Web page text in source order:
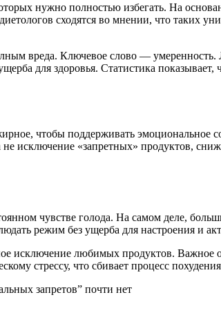
нужно полностью избегать. На
сходятся во мнении, что таких
вреда. Ключевое слово —
для здоровья. Статистика
чтобы поддерживать эмоциональное
исключение «запретных» продуктов,
чувстве голода. На самом деле,
режим без ущерба для настроения и
исключение любимых продуктов. Важное
стрессу, что сбивает процесс